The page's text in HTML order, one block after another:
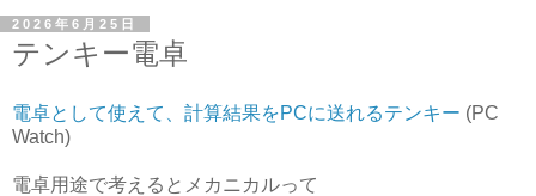
2026年6月25日
テンキー電卓
電卓として使えて、計算結果をPCに送れるテンキー (PC
Watch)
電卓用途で考えるとメカニカルって